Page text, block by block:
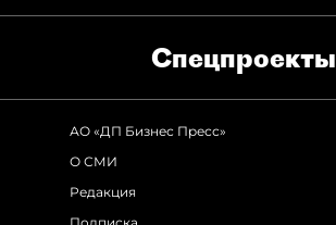
Спец­проекты
АО «ДП Бизнес Пресс»
О СМИ
Редакция